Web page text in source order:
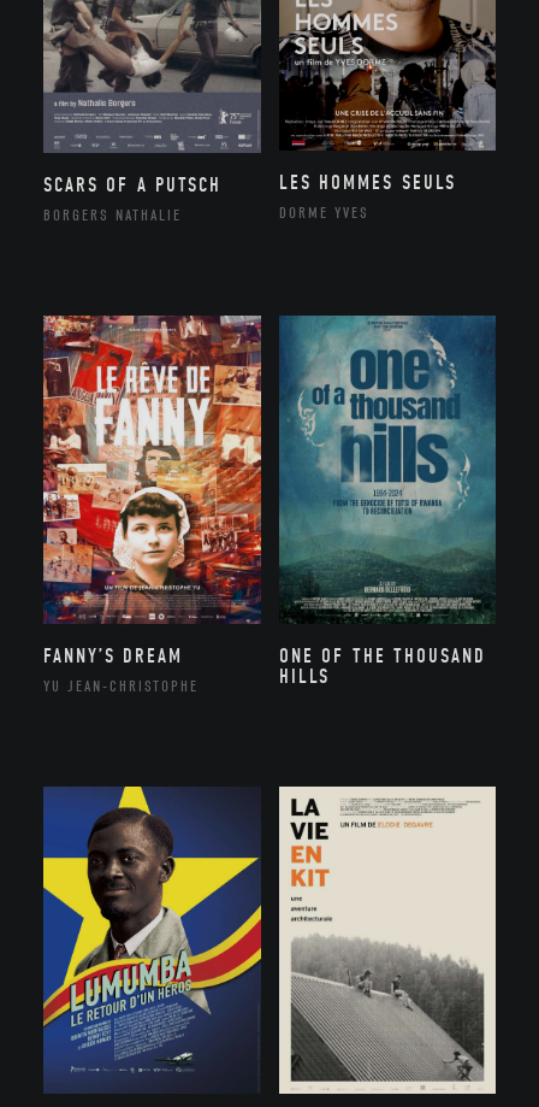
SCARS OF A PUTSCH
BORGERS NATHALIE
LES HOMMES SEULS
DORME YVES
FANNY’S DREAM
YU JEAN-CHRISTOPHE
ONE OF THE THOUSAND
HILLS